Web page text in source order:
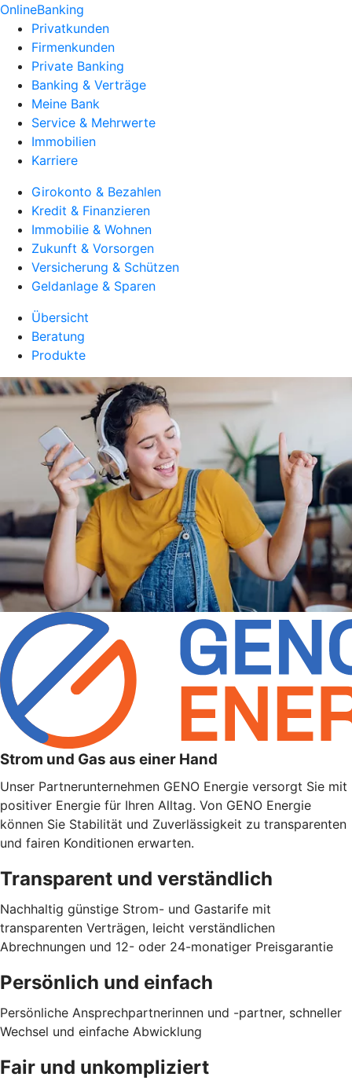
OnlineBanking
Privatkunden
Firmenkunden
Private Banking
Banking & Verträge
Meine Bank
Service & Mehrwerte
Immobilien
Karriere
Girokonto & Bezahlen
Kredit & Finanzieren
Immobilie & Wohnen
Zukunft & Vorsorgen
Versicherung & Schützen
Geldanlage & Sparen
Übersicht
Beratung
Produkte
Strom und Gas aus einer Hand
Unser Partnerunternehmen GENO Energie versorgt Sie mit
positiver Energie für Ihren Alltag. Von GENO Energie
können Sie Stabilität und Zuverlässigkeit zu transparenten
und fairen Konditionen erwarten.
Transparent und verständlich
Nachhaltig günstige Strom- und Gastarife mit
transparenten Verträgen, leicht verständlichen
Abrechnungen und 12- oder 24-monatiger Preisgarantie
Persönlich und einfach
Persönliche Ansprechpartnerinnen und -partner, schneller
Wechsel und einfache Abwicklung
Fair und unkompliziert